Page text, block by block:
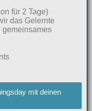
für 2 Tage)
das Gelernte
gemeinsames
mit deinen